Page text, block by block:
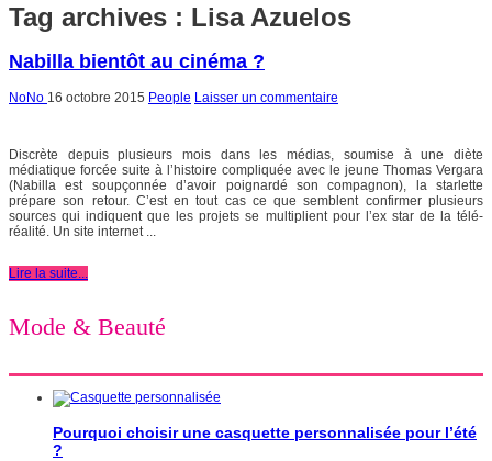
Tag archives : Lisa Azuelos
Nabilla bientôt au cinéma ?
NoNo 16 octobre 2015 People Laisser un commentaire
Discrète depuis plusieurs mois dans les médias, soumise à une diète
médiatique forcée suite à l’histoire compliquée avec le jeune Thomas Vergara
(Nabilla est soupçonnée d’avoir poignardé son compagnon), la starlette
prépare son retour. C’est en tout cas ce que semblent confirmer plusieurs
sources qui indiquent que les projets se multiplient pour l’ex star de la télé-
réalité. Un site internet ...
Lire la suite...
Mode & Beauté
Pourquoi choisir une casquette personnalisée pour l’été
?